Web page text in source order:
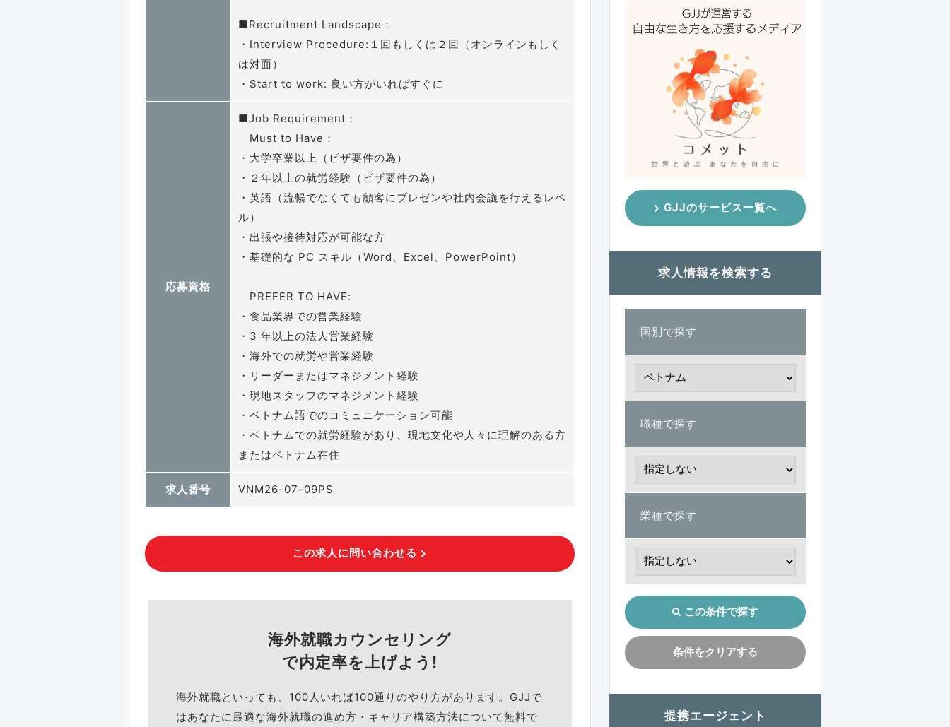
■Recruitment Landscape：
・Interview Procedure:１回もしくは２回（オンラインもしく
は対面）
・Start to work: 良い方がいればすぐに
応募資格
■Job Requirement：
Must to Have：
・大学卒業以上（ビザ要件の為）
・２年以上の就労経験（ビザ要件の為）
・英語（流暢でなくても顧客にプレゼンや社内会議を行えるレベ
ル）
・出張や接待対応が可能な方
・基礎的な PC スキル（Word、Excel、PowerPoint）
PREFER TO HAVE:
・食品業界での営業経験
・3 年以上の法人営業経験
・海外での就労や営業経験
・リーダーまたはマネジメント経験
・現地スタッフのマネジメント経験
・ベトナム語でのコミュニケーション可能
・ベトナムでの就労経験があり、現地文化や人々に理解のある方
またはベトナム在住
求人番号 VNM26-07-09PS
この求人に問い合わせる
海外就職カウンセリング
で内定率を上げよう!
海外就職といっても、100人いれば100通りのやり方があります。GJJで
はあなたに最適な海外就職の進め方・キャリア構築方法について無料で
GJJのサービス一覧へ
求人情報を検索する
国別で探す
職種で探す
業種で探す
この条件で探す
条件をクリアする
提携エージェント